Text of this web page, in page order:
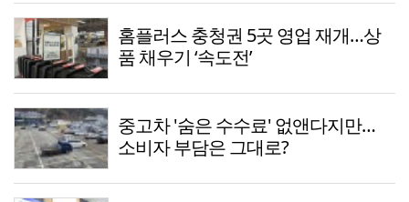
홈플러스 충청권 5곳 영업 재개…상
품 채우기 ‘속도전’
중고차 '숨은 수수료' 없앤다지만…
소비자 부담은 그대로?